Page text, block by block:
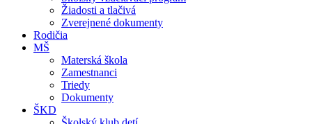
Žiadosti a tlačivá
Zverejnené dokumenty
Rodičia
MŠ
Materská škola
Zamestnanci
Triedy
Dokumenty
ŠKD